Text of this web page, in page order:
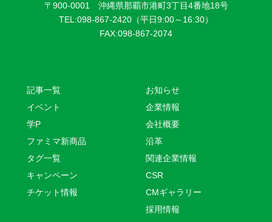
〒900-0001 沖縄県那覇市港町3丁目4番地18号
TEL:098-867-2420（平日9:00～16:30）
FAX:098-867-2074
記事一覧
イベント
学P
ファミマ新商品
タグ一覧
キャンペーン
チケット情報
お知らせ
企業情報
会社概要
沿革
関連企業情報
CSR
CMギャラリー
採用情報